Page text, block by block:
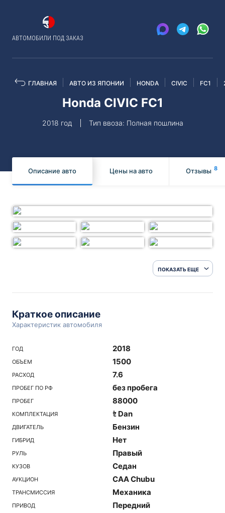
АВТОМОБИЛИ ПОД ЗАКАЗ
ГЛАВНАЯ АВТО ИЗ ЯПОНИИ HONDA CIVIC FC1
Honda CIVIC FC1
2018 год Тип ввоза: Полная пошлина
Описание авто Цены на авто Отзывы 8
ПОКАЗАТЬ ЕЩЕ
Краткое описание
Характеристик автомобиля
ГОД 2018
ОБЪЕМ 1500
РАСХОД 7.6
ПРОБЕГ ПО РФ без пробега
ПРОБЕГ 88000
КОМПЛЕКТАЦИЯ ｾ Dan
ДВИГАТЕЛЬ Бензин
ГИБРИД Нет
РУЛЬ Правый
КУЗОВ Седан
АУКЦИОН CAA Chubu
ТРАНСМИССИЯ Механика
ПРИВОД Передний